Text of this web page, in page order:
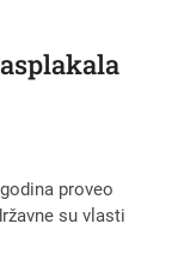
proveo
su vlasti